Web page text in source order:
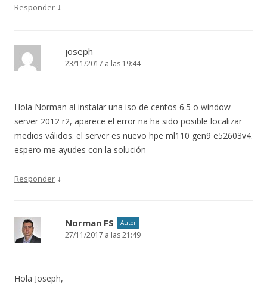
Responder ↓
joseph
23/11/2017 a las 19:44
Hola Norman al instalar una iso de centos 6.5 o window
server 2012 r2, aparece el error na ha sido posible localizar
medios válidos. el server es nuevo hpe ml110 gen9 e52603v4.
espero me ayudes con la solución
Responder ↓
Norman FS Autor
27/11/2017 a las 21:49
Hola Joseph,